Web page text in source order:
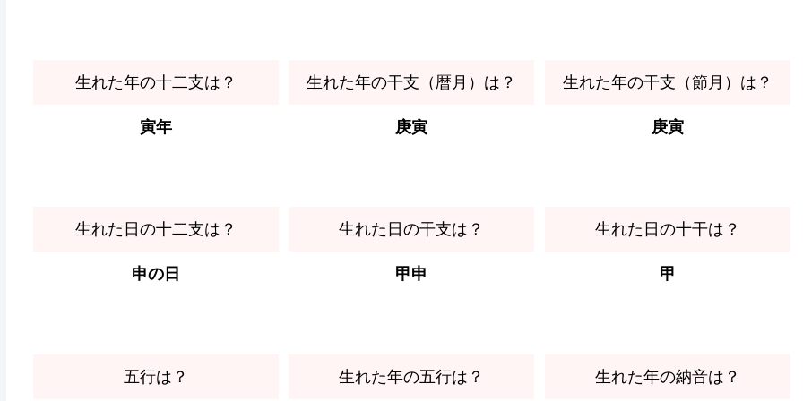
生れた年の十二支は？
寅年
生れた年の干支（暦月）は？
庚寅
生れた年の干支（節月）は？
庚寅
生れた日の十二支は？
申の日
生れた日の干支は？
甲申
生れた日の十干は？
甲
五行は？ 生れた年の五行は？ 生れた年の納音は？